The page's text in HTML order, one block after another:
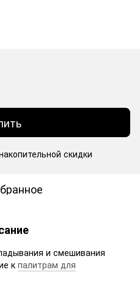
скидки
и смешивания
к палитрам для